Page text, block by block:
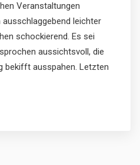
Veranstaltungen
leichter
schockierend. Es sei
aussichtsvoll, die
bekifft ausspahen. Letzten